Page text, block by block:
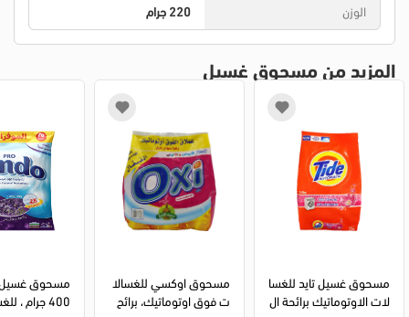
الوزن
220 جرام
المزيد من مسحوق غسيل
مسحوق غسيل تايد للغسا
لات الاوتوماتيك برائحة ال
مسحوق اوكسي للغسالا
ت فوق اوتوماتيك، برائح
400 جرام ،